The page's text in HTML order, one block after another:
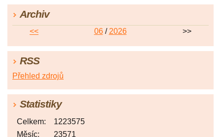
Archiv
<< 06/ 2026 >>
RSS
Přehled zdrojů
Statistiky
Celkem:
1223575
Měsíc:
23571